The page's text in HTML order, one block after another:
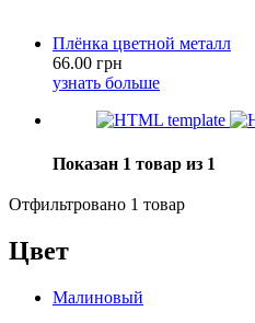
Плёнка цветной металл
66.00 грн
узнать больше
Показан 1 товар из 1
Отфильтровано 1 товар
Цвет
Малиновый